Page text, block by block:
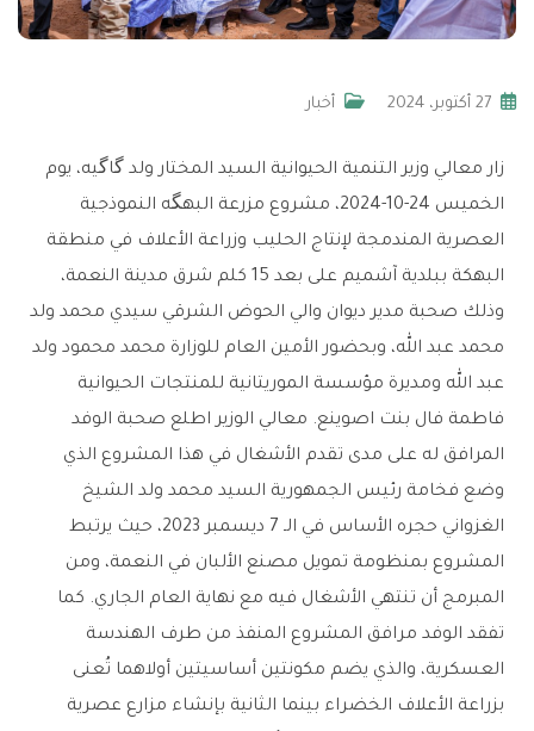
27 أكتوبر، 2024 أخبار
زار معالي وزير التنمية الحيوانية السيد المختار ولد گاگيه، يوم
الخميس 24-10-2024، مشروع مزرعة البهگه النموذجية
العصرية المندمجة لإنتاج الحليب وزراعة الأعلاف في منطقة
البهكة ببلدية آشميم على بعد 15 كلم شرق مدينة النعمة،
وذلك صحبة مدير ديوان والي الحوض الشرقي سيدي محمد ولد
محمد عبد الله، وبحضور الأمين العام للوزارة محمد محمود ولد
عبد الله ومديرة مؤسسة الموريتانية للمنتجات الحيوانية
فاطمة فال بنت اصوينع. معالي الوزير اطلع صحبة الوفد
المرافق له على مدى تقدم الأشغال في هذا المشروع الذي
وضع فخامة رئيس الجمهورية السيد محمد ولد الشيخ
الغزواني حجره الأساس في الـ 7 ديسمبر 2023، حيث يرتبط
المشروع بمنظومة تمويل مصنع الألبان في النعمة، ومن
المبرمج أن تنتهي الأشغال فيه مع نهاية العام الجاري. كما
تفقد الوفد مرافق المشروع المنفذ من طرف الهندسة
العسكرية، والذي يضم مكونتين أساسيتين أولاهما تُعنى
بزراعة الأعلاف الخضراء بينما الثانية بإنشاء مزارع عصرية